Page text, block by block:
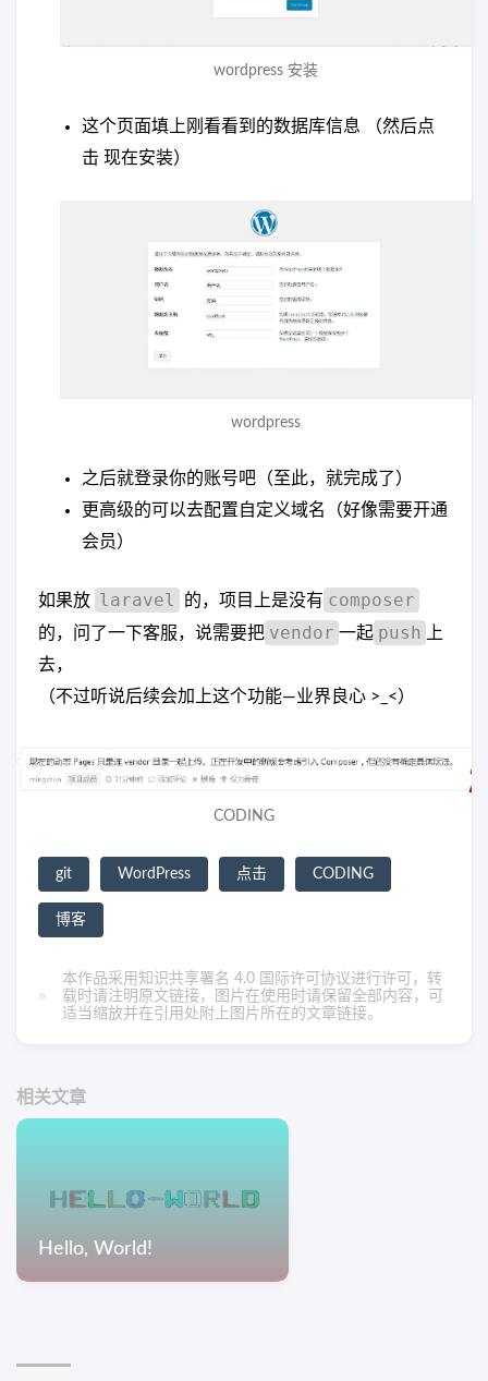
wordpress 安装
这个页面填上刚看看到的数据库信息 （然后点
击 现在安装）
wordpress
之后就登录你的账号吧（至此，就完成了）
更高级的可以去配置自定义域名（好像需要开通
会员）
如果放 laravel 的，项目上是没有 composer
的，问了一下客服，说需要把 vendor 一起 push
上
去，
（不过听说后续会加上这个功能—业界良心 >_<）
CODING
git WordPress 点击 CODING
博客
本作品采用知识共享署名 4.0 国际许可协议进行许可，转
载时请注明原文链接，图片在使用时请保留全部内容，可
适当缩放并在引用处附上图片所在的文章链接。
相关文章
Hello, World!